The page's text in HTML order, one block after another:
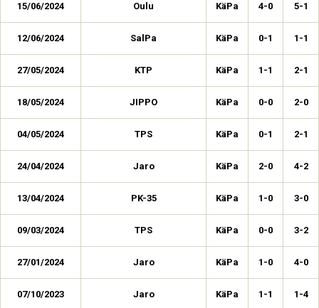
15/06/2024 Oulu KäPa 4-0 5-1
12/06/2024 SalPa KäPa 0-1 1-1
27/05/2024 KTP KäPa 1-1 2-1
18/05/2024 JIPPO KäPa 0-0 2-0
04/05/2024 TPS KäPa 0-1 2-1
24/04/2024 Jaro KäPa 2-0 4-2
13/04/2024 PK-35 KäPa 1-0 3-0
09/03/2024 TPS KäPa 0-0 3-2
27/01/2024 Jaro KäPa 1-0 4-0
07/10/2023 Jaro KäPa 1-1 1-4